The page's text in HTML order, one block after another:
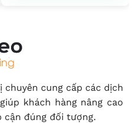
cung cấp các dịch
khách hàng nâng cao
cận đúng đối tượng.